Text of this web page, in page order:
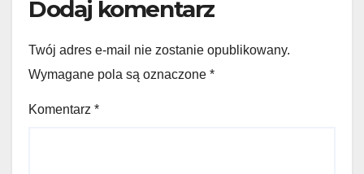
Dodaj komentarz
Twój adres e-mail nie zostanie opublikowany.
Wymagane pola są oznaczone *
Komentarz *